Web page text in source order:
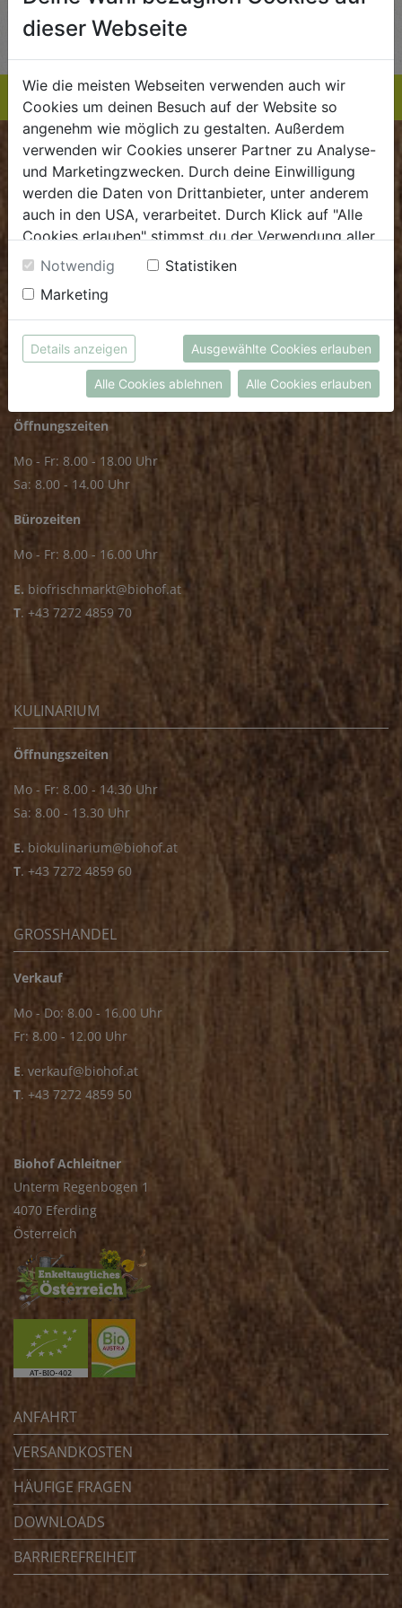
EINKAUFSLISTE
BIOKISTE
Kundenservice
Mo - Do: 8.00 - 16.00 Uhr
Fr: 8.00 - 15.00 Uhr
.dieBiokiste@biohof.at
T.+43 7272 2597
FRISCHMARKT
Öffnungszeiten
Mo - Fr: 8.00 - 18.00 Uhr
Sa: 8.00 - 14.00 Uhr
Bürozeiten
Mo - Fr: 8.00 - 16.00 Uhr
E. biofrischmarkt@biohof.at
T. +43 7272 4859 70
KULINARIUM
Öffnungszeiten
Mo - Fr: 8.00 - 14.30 Uhr
Sa: 8.00 - 13.30 Uhr
E. biokulinarium@biohof.at
T. +43 7272 4859 60
GROSSHANDEL
Verkauf
Mo - Do: 8.00 - 16.00 Uhr
Fr: 8.00 - 12.00 Uhr
E. verkauf@biohof.at
T. +43 7272 4859 50
Biohof Achleitner
Unterm Regenbogen 1
4070 Eferding
Österreich
ANFAHRT
VERSANDKOSTEN
HÄUFIGE FRAGEN
DOWNLOADS
BARRIEREFREIHEIT
dieser Webseite
Wie die meisten Webseiten verwenden auch wir
Cookies um deinen Besuch auf der Website so
angenehm wie möglich zu gestalten. Außerdem
verwenden wir Cookies unserer Partner zu Analyse-
und Marketingzwecken. Durch deine Einwilligung
werden die Daten von Drittanbieter, unter anderem
auch in den USA, verarbeitet. Durch Klick auf "Alle
Cookies erlauben" stimmst du der Verwendung aller
Cookies zu. Unter "Details anzeigen" findest du alle
Infos zu den unterschiedlichen Cookies, du kannst
auch entscheiden, welche Cookies du erlauben
möchtest.
Weitere Informationen findest du in unserer
Datenschutzerklärung
bzw. imImpressum
Notwendig
Statistiken
Marketing
Details anzeigen Ausgewählte Cookies erlauben
Alle Cookies ablehnen Alle Cookies erlauben